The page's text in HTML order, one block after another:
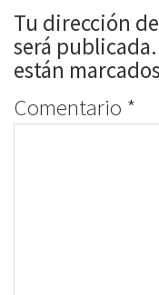
Tu dirección
será publicada.
están
Comentario *